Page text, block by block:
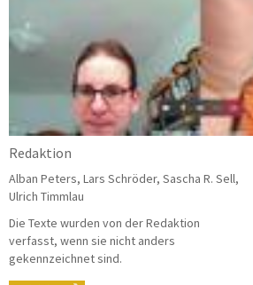
Redaktion
Alban Peters, Lars Schröder, Sascha R. Sell,
Ulrich Timmlau
Die Texte wurden von der Redaktion
verfasst, wenn sie nicht anders
gekennzeichnet sind.